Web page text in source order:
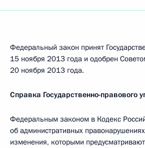
Федеральный закон принят
15 ноября 2013 года и одобрен
20 ноября 2013 года.
Справка Государственно-правового
Федеральным законом в Кодекс
об административных
изменения, которыми